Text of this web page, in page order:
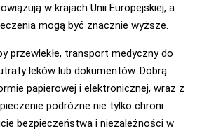
w krajach Unii Europejskiej, a
mogą być znacznie wyższe.
przewlekłe, transport medyczny do
leków lub dokumentów. Dobrą
papierowej i elektronicznej, wraz z
podróżne nie tylko chroni
bezpieczeństwa i niezależności w